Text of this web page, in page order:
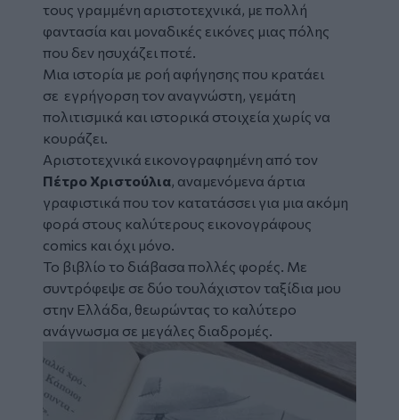
τους γραμμένη αριστοτεχνικά, με πολλή
φαντασία και μοναδικές εικόνες μιας πόλης
που δεν ησυχάζει ποτέ.
Μια ιστορία με ροή αφήγησης που κρατάει
σε εγρήγορση τον αναγνώστη, γεμάτη
πολιτισμικά και ιστορικά στοιχεία χωρίς να
κουράζει.
Αριστοτεχνικά εικονογραφημένη από τον
Πέτρο Χριστούλια, αναμενόμενα άρτια
γραφιστικά που τον κατατάσσει για μια ακόμη
φορά στους καλύτερους εικονογράφους
comics και όχι μόνο.
Το βιβλίο το διάβασα πολλές φορές. Με
συντρόφεψε σε δύο τουλάχιστον ταξίδια μου
στην Ελλάδα, θεωρώντας το καλύτερο
ανάγνωσμα σε μεγάλες διαδρομές.